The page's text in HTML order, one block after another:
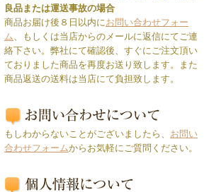
良品または運送事故の場合
商品お届け後８日以内にお問い合わせフォー
ム、もしくは当店からのメールに返信にてご連
絡下さい。弊社にて確認後、すぐにご注文頂い
ておりました商品を再度お送り致します。また
商品返送の送料は当店にて負担致します。
もしわからないことがございましたら、 お問い
合わせフォームからお気軽にご質問ください。